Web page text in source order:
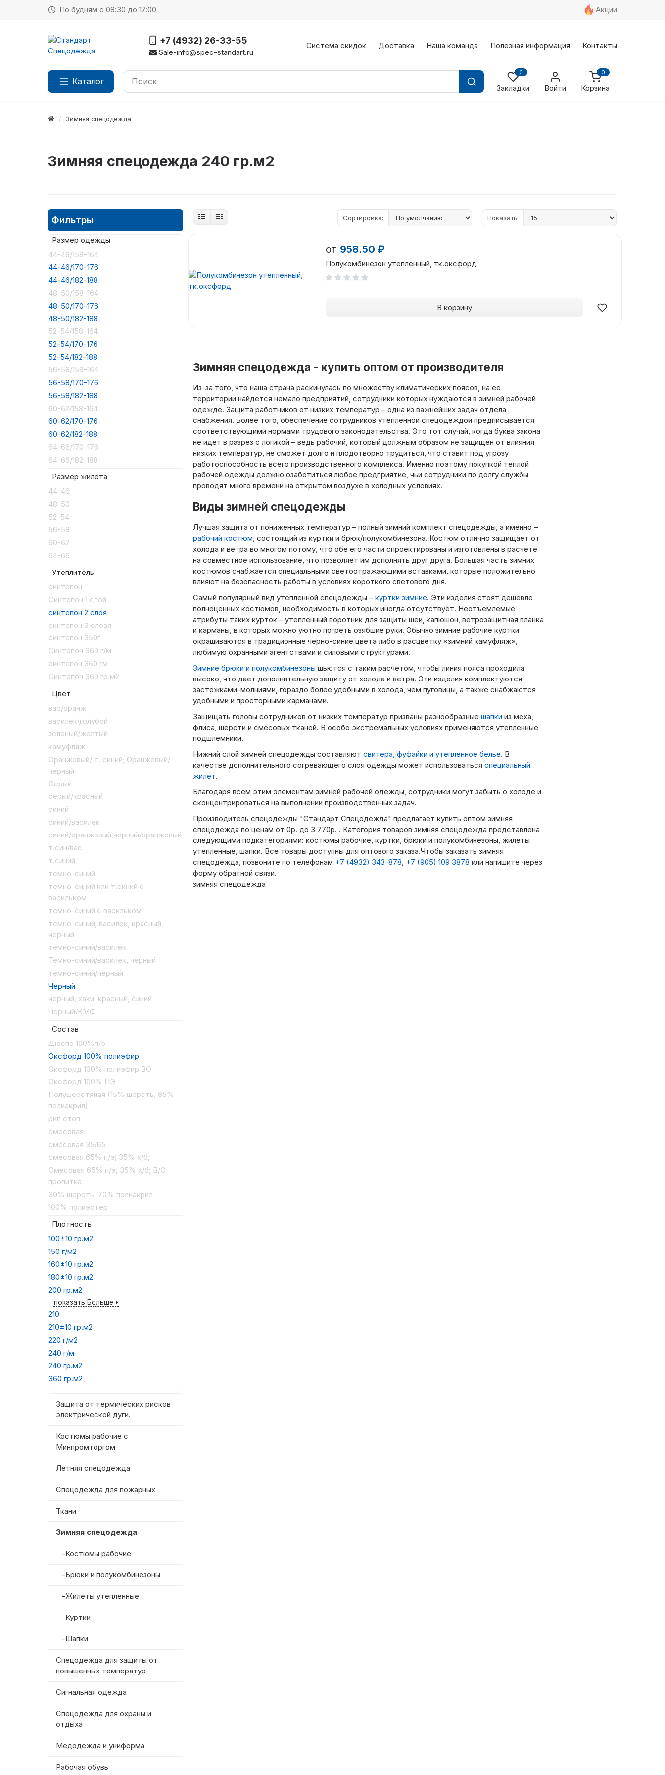
По будням с 08:30 до 17:00 Акции
+7 (4932) 26-33-55
Sale-info@spec-standart.ru
Система скидок Доставка Наша команда Полезная информация Контакты
Каталог
0
Закладки Войти
0
Корзина
Зимняя спецодежда
Зимняя спецодежда 240 гр.м2
Фильтры
Размер одежды
44-46/158-164
44-46/170-176
44-46/182-188
48-50/158-164
48-50/170-176
48-50/182-188
52-54/158-164
52-54/170-176
52-54/182-188
56-58/158-164
56-58/170-176
56-58/182-188
60-62/158-164
60-62/170-176
60-62/182-188
64-66/170-176
64-66/182-188
Размер жилета
44-46
48-50
52-54
56-58
60-62
64-66
Утеплитель
синтепон
Синтепон 1 слой
синтепон 2 слоя
синтепон 3 слоая
синтепон 350г
Синтепон 360 г/м
синтепон 360 гм
Синтепон 360 гр.м2
Цвет
вас/оранж
василек\голубой
зеленый/желтый
камуфляж
Оранжевый/ т. синий; Оранжевый/
черный
Серый
серый/красный
синий
синий/василек
синий/оранжевый,черный/оранжевый
т.син/вас
т.синий
темно-синий
тёмно-синий или т.синий с
васильком
тёмно-синий с васильком
темно-синий, василек, красный,
черный
тёмно-синий/василёк
Темно-синий/василек, черный
тёмно-синий/черный
Черный
черный, хаки, красный, синий
Черный/КМФ
Состав
Дюспо 100%п/э
Оксфорд 100% полиэфир
Оксфорд 100% полиэфир ВО
Оксфорд 100% ПЭ
Полушерстяная (15% шерсть, 85%
полиакрил)
рип стоп
смесовая
смесовая 35/65
смесовая 65% п/э; 35% х/б;
Смесовая 65% п/э; 35% х/б; В/О
пропитка
30% шерсть, 70% полиакрил
100% полиэстер
Плотность
100±10 гр.м2
150 г/м2
160±10 гр.м2
180±10 гр.м2
200 гр.м2
показать Больше
210
210±10 гр.м2
220 г/м2
240 г/м
240 гр.м2
360 гр.м2
Защита от термических рисков
электрической дуги.
Костюмы рабочие с
Минпромторгом
Летняя спецодежда
Спецодежда для пожарных
Ткани
Зимняя спецодежда
-Костюмы рабочие
-Брюки и полукомбинезоны
-Жилеты утепленные
-Куртки
-Шапки
Спецодежда для защиты от
повышенных температур
Сигнальная одежда
Спецодежда для охраны и
отдыха
Медодежда и униформа
Рабочая обувь
Сортировка: Показать:
от 958.50 ₽
Полукомбинезон утепленный, тк.оксфорд
В корзину
Зимняя спецодежда - купить оптом от производителя
Из-за того, что наша страна раскинулась по множеству климатических поясов, на ее
территории найдется немало предприятий, сотрудники которых нуждаются в зимней рабочей
одежде. Защита работников от низких температур – одна из важнейших задач отдела
снабжения. Более того, обеспечение сотрудников утепленной спецодеждой предписывается
соответствующими нормами трудового законодательства. Это тот случай, когда буква закона
не идет в разрез с логикой – ведь рабочий, который должным образом не защищен от влияния
низких температур, не сможет долго и плодотворно трудиться, что ставит под угрозу
работоспособность всего производственного комплекса. Именно поэтому покупкой теплой
рабочей одежды должно озаботиться любое предприятие, чьи сотрудники по долгу службы
проводят много времени на открытом воздухе в холодных условиях.
Виды зимней спецодежды
Лучшая защита от пониженных температур – полный зимний комплект спецодежды, а именно –
рабочий костюм , состоящий из куртки и брюк/полукомбинезона. Костюм отлично защищает от
холода и ветра во многом потому, что обе его части спроектированы и изготовлены в расчете
на совместное использование, что позволяет им дополнять друг друга. Большая часть зимних
костюмов снабжается специальными светоотражающими вставками, которые положительно
влияют на безопасность работы в условиях короткого светового дня.
Самый популярный вид утепленной спецодежды – куртки зимние. Эти изделия стоят дешевле
полноценных костюмов, необходимость в которых иногда отсутствует. Неотъемлемые
атрибуты таких курток – утепленный воротник для защиты шеи, капюшон, ветрозащитная планка
и карманы, в которых можно уютно погреть озябшие руки. Обычно зимние рабочие куртки
окрашиваются в традиционные черно-синие цвета либо в расцветку «зимний камуфляж»,
любимую охранными агентствами и силовыми структурами.
Зимние брюки и полукомбинезоны шьются с таким расчетом, чтобы линия пояса проходила
высоко, что дает дополнительную защиту от холода и ветра. Эти изделия комплектуются
застежками-молниями, гораздо более удобными в холода, чем пуговицы, а также снабжаются
удобными и просторными карманами.
Защищать головы сотрудников от низких температур призваны разнообразные шапки из меха,
флиса, шерсти и смесовых тканей. В особо экстремальных условиях применяются утепленные
подшлемники.
Нижний слой зимней спецодежды составляют свитера, фуфайки и утепленное белье. В
качестве дополнительного согревающего слоя одежды может использоваться специальный
жилет.
Благодаря всем этим элементам зимней рабочей одежды, сотрудники могут забыть о холоде и
сконцентрироваться на выполнении производственных задач.
Производитель спецодежды "Стандарт Спецодежда" предлагает купить оптом зимняя
спецодежда по ценам от 0р. до 3 770р. . Категория товаров зимняя спецодежда представлена
следующими подкатегориями: костюмы рабочие, куртки, брюки и полукомбинезоны, жилеты
утепленные, шапки. Все товары доступны для оптового заказа.Чтобы заказать зимняя
спецодежда, позвоните по телефонам +7 (4932) 343-878 +7 (905) 109 3878 или напишите через
форму обратной связи.
зимняя спецодежда